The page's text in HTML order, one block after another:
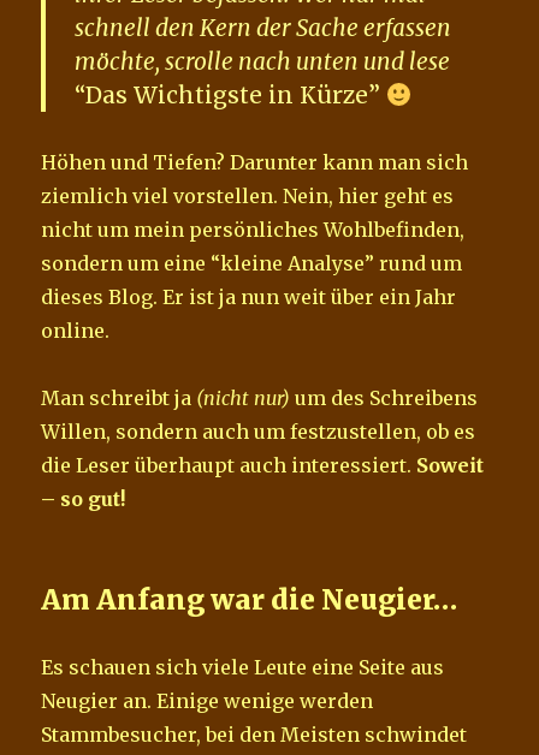
schnell den Kern der Sache erfassen
möchte, scrolle nach unten und lese
“Das Wichtigste in Kürze”
Höhen und Tiefen? Darunter kann man sich
ziemlich viel vorstellen. Nein, hier geht es
nicht um mein persönliches Wohlbefinden,
sondern um eine “kleine Analyse” rund um
dieses Blog. Er ist ja nun weit über ein Jahr
online.
Man schreibt ja (nicht nur) um des Schreibens
Willen, sondern auch um festzustellen, ob es
die Leser überhaupt auch interessiert. Soweit
– so gut!
Am Anfang war die Neugier…
Es schauen sich viele Leute eine Seite aus
Neugier an. Einige wenige werden
Stammbesucher, bei den Meisten schwindet